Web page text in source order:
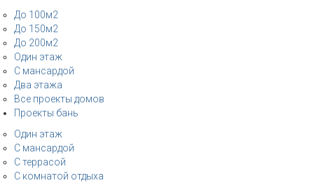
До 100м2
До 150м2
До 200м2
Один этаж
С мансардой
Два этажа
Все проекты домов
Проекты бань
Один этаж
С мансардой
С террасой
С комнатой отдыха